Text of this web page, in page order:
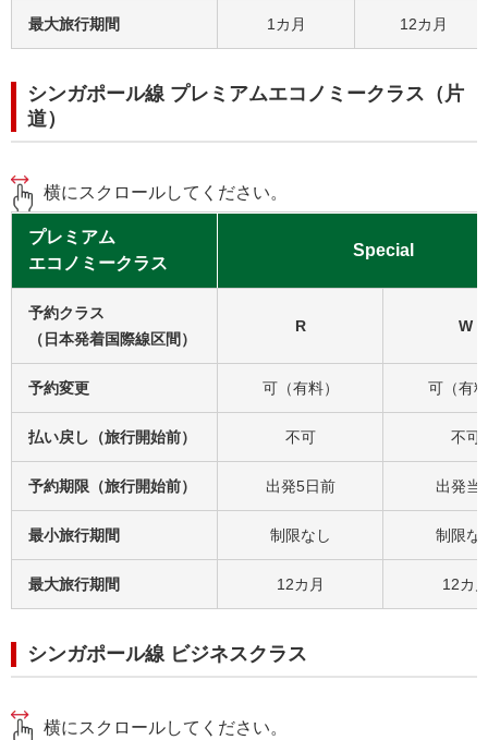
最大旅行期間 1カ月 12カ月
シンガポール線 プレミアムエコノミークラス（片
道）
横にスクロールしてください。
プレミアム
エコノミークラス
Special
予約クラス
（日本発着国際線区間）
R W
予約変更 可（有料） 可（有
払い戻し（旅行開始前） 不可 不可
予約期限（旅行開始前） 出発5日前 出発当
最小旅行期間 制限なし 制限な
最大旅行期間 12カ月 12カ
シンガポール線 ビジネスクラス
横にスクロールしてください。